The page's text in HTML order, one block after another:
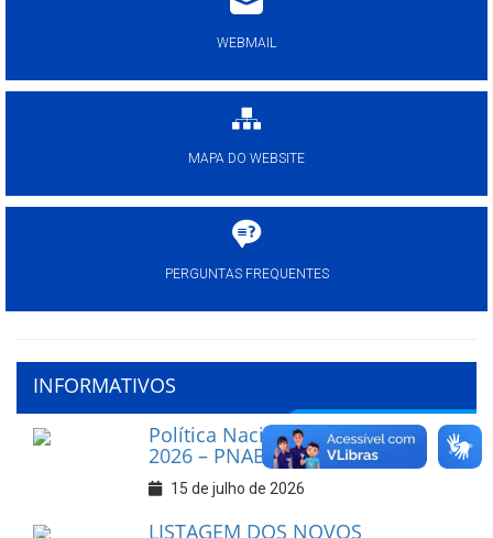
WEBMAIL
MAPA DO WEBSITE
PERGUNTAS FREQUENTES
INFORMATIVOS
Política Nacional Aldir Blanc
2026 – PNAB
15 de julho de 2026
LISTAGEM DOS NOVOS